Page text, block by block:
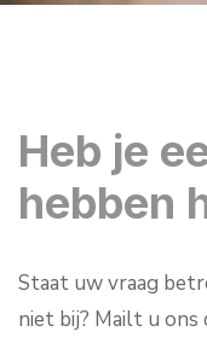
Heb je
hebben
Staat uw vraag
niet bij? Mailt u ons